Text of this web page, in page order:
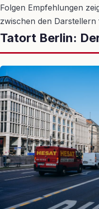
Folgen Empfehlungen
zwischen den
Tatort Berlin: